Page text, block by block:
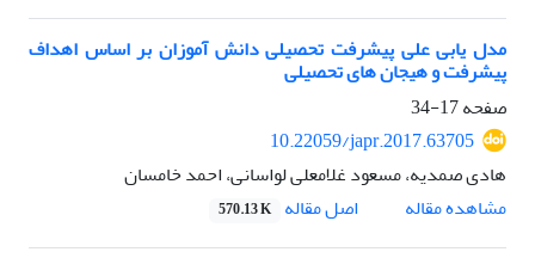
مدل یابی علی پیشرفت تحصیلی دانش آموزان بر اساس اهداف
پیشرفت و هیجان های تحصیلی
صفحه17-34
10.22059/japr.2017.63705
هادی صمدیه، مسعود غلامعلی لواسانی، احمد خامسان
مشاهده مقاله
اصل مقاله 570.13 K